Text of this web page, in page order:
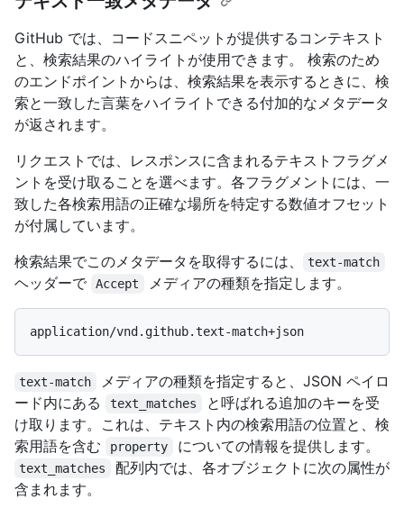
GitHub では、コードスニペットが提供するコンテキスト
と、検索結果のハイライトが使用できます。 検索のため
のエンドポイントからは、検索結果を表示するときに、検
索と一致した言葉をハイライトできる付加的なメタデータ
が返されます。
リクエストでは、レスポンスに含まれるテキストフラグメ
ントを受け取ることを選べます。各フラグメントには、一
致した各検索用語の正確な場所を特定する数値オフセット
が付属しています。
検索結果でこのメタデータを取得するには、
text-match
ヘッダーで Accept メディアの種類を指定します。
text-match
メディアの種類を指定すると、JSON ペイロ
ード内にある
text_matches
と呼ばれる追加のキーを受
け取ります。これは、テキスト内の検索用語の位置と、検
索用語を含む
property についての情報を提供します。
text_matches
配列内では、各オブジェクトに次の属性が
含まれます。